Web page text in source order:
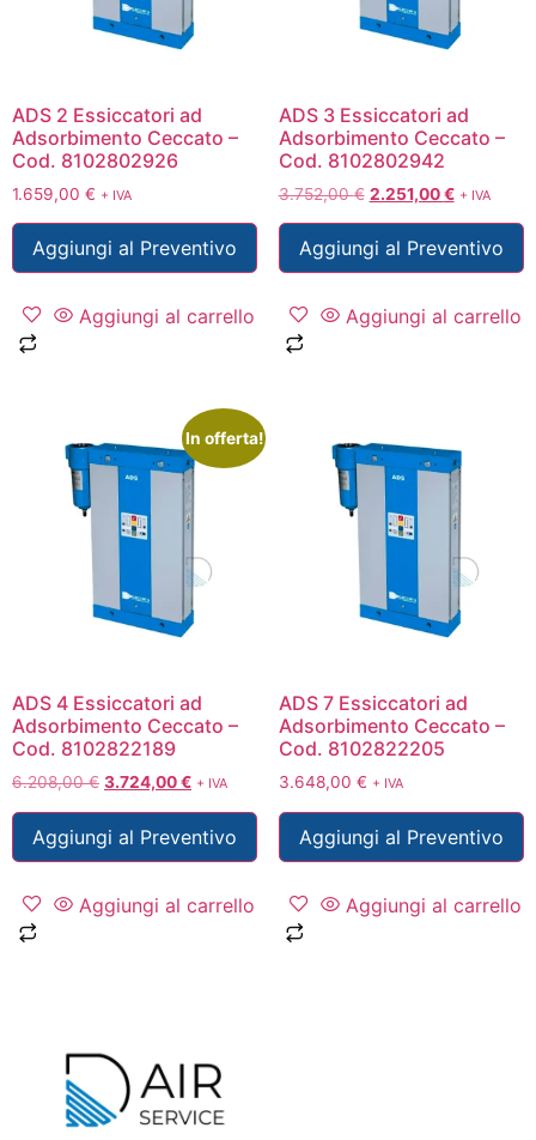
ADS 2 Essiccatori ad
Adsorbimento Ceccato –
Cod. 8102802926
1.659,00 € + IVA
Aggiungi al Preventivo
Aggiungi al carrello
ADS 3 Essiccatori ad
Adsorbimento Ceccato –
Cod. 8102802942
3.752,00€ 2.251,00€ + IVA
Aggiungi al Preventivo
Aggiungi al carrello
In offerta!
ADS 4 Essiccatori ad
Adsorbimento Ceccato –
Cod. 8102822189
6.208,00€ 3.724,00€ + IVA
Aggiungi al Preventivo
Aggiungi al carrello
ADS 7 Essiccatori ad
Adsorbimento Ceccato –
Cod. 8102822205
3.648,00 € + IVA
Aggiungi al Preventivo
Aggiungi al carrello